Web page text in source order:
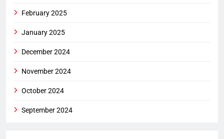
February 2025
January 2025
December 2024
November 2024
October 2024
September 2024